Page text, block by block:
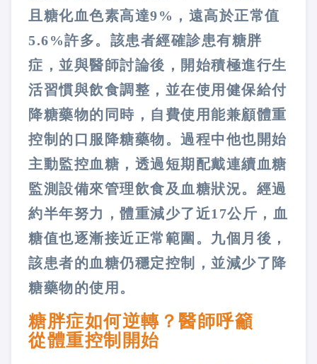
且糖化血色素高達9%，遠高於正常值
5.6%許多。該患者經確診患有糖胖
症，並與醫師討論後，開始積極進行生
活習慣與飲食調整，並在使用健保給付
降糖藥物的同時，自費使用能兼顧體重
控制的口服降糖藥物。過程中他也開始
主動監控血糖，透過短期配戴連續血糖
監測設備來管理飲食及血糖狀況。經過
約半年努力，體重減少了近17公斤，血
糖值也逐漸接近正常範圍。九個月後，
該患者的血糖仍穩定控制，並減少了降
糖藥物的使用。
糖胖症如何逆轉？醫師呼籲
從體重控制開始